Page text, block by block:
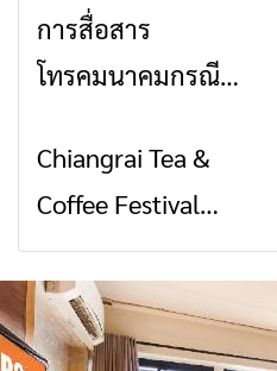
การสื่อสาร
โทรคมนาคมกรณีภัย
สัญญาณขาด การ
สื่อสารต้องไม่หยุด
ข่าวเชียงราย
Chiangrai Tea &
Coffee Festival
2026